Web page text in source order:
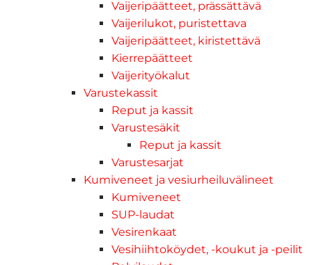
Vaijeripäätteet, prässättävä
Vaijerilukot, puristettava
Vaijeripäätteet, kiristettävä
Kierrepäätteet
Vaijerityökalut
Varustekassit
Reput ja kassit
Varustesäkit
Reput ja kassit
Varustesarjat
Kumiveneet ja vesiurheiluvälineet
Kumiveneet
SUP-laudat
Vesirenkaat
Vesihiihtoköydet, -koukut ja -peilit